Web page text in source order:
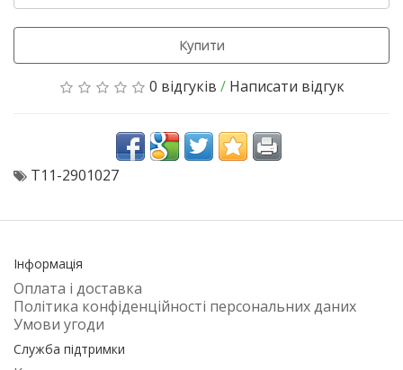
Купити
0 відгуків / Написати відгук
T11-2901027
Інформація
Оплата і доставка
Політика конфіденційності персональних даних
Умови угоди
Служба підтримки